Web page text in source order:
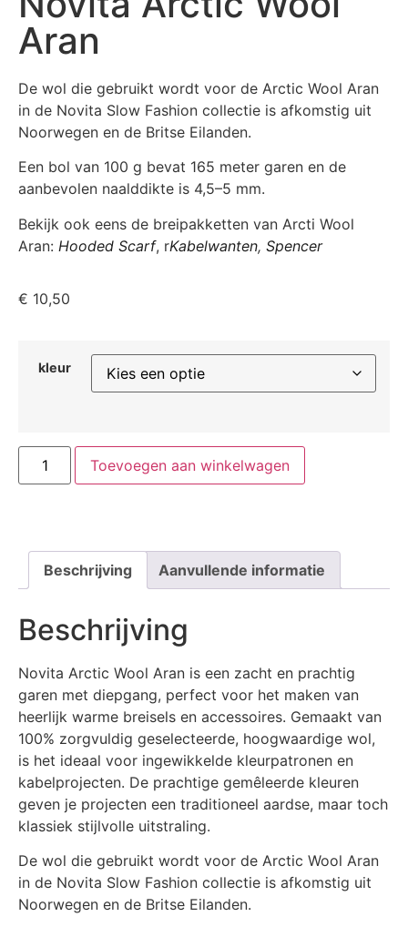
Aran
De wol die gebruikt wordt voor de Arctic Wool Aran
in de Novita Slow Fashion collectie is afkomstig uit
Noorwegen en de Britse Eilanden.
Een bol van 100 g bevat 165 meter garen en de
aanbevolen naalddikte is 4,5–5 mm.
Bekijk ook eens de breipakketten van Arcti Wool
Aran: Hooded Scarf, rKabelwanten, Spencer
€ 10,50
kleur
Toevoegen aan winkelwagen
Beschrijving Aanvullende informatie
Beschrijving
Novita Arctic Wool Aran is een zacht en prachtig
garen met diepgang, perfect voor het maken van
heerlijk warme breisels en accessoires. Gemaakt van
100% zorgvuldig geselecteerde, hoogwaardige wol,
is het ideaal voor ingewikkelde kleurpatronen en
kabelprojecten. De prachtige gemêleerde kleuren
geven je projecten een traditioneel aardse, maar toch
klassiek stijlvolle uitstraling.
De wol die gebruikt wordt voor de Arctic Wool Aran
in de Novita Slow Fashion collectie is afkomstig uit
Noorwegen en de Britse Eilanden.